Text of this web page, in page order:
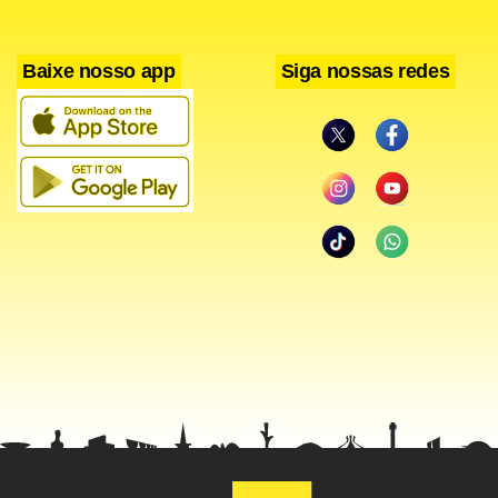
assegurar uma refeição importante; a pessoa já inicia o dia
Baixe nosso app Siga nossas redes